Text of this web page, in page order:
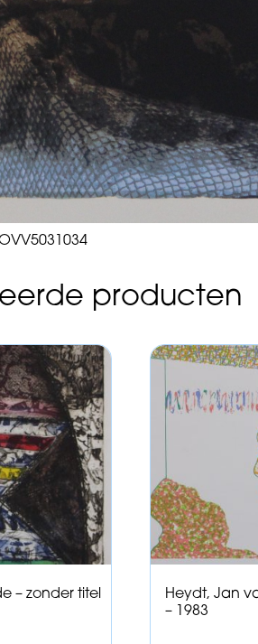
producten
– zonder titel
Heydt, Jan
– 1983